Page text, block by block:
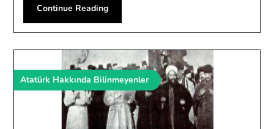
Continue Reading
Atatürk Hakkında Bilinmeyenler